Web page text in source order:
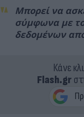
Μπορεί να
σύμφωνα με
δεδομένων
Κάνε
Flash.gr